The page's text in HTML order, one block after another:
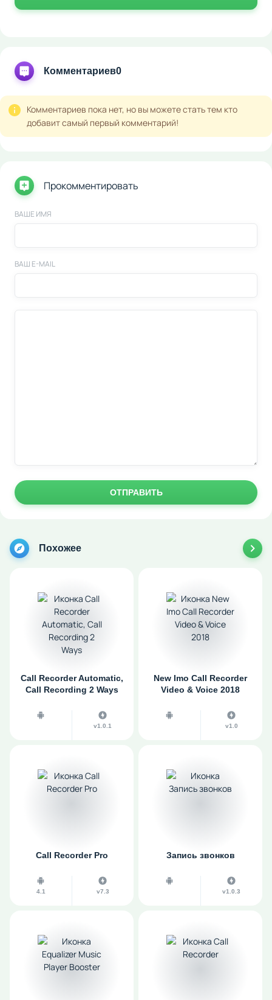
Комментариев0
Комментариев пока нет, но вы можете стать тем кто
добавит самый первый комментарий!
Прокомментировать
ВАШЕ ИМЯ
ВАШ E-MAIL
ОТПРАВИТЬ
Похожее
Call Recorder Automatic,
Call Recording 2 Ways
v1.0.1
New Imo Call Recorder
Video & Voice 2018
v1.0
Call Recorder Pro
4.1 v7.3
Запись звонков
v1.0.3